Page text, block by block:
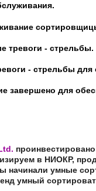
тревоги - стрельбы.
- стрельбы
завершено для
в НИОКР,
начинали умные
умный